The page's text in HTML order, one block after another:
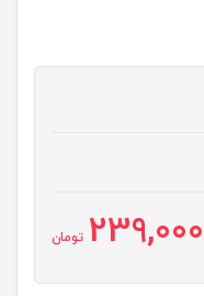
239,000 تومان